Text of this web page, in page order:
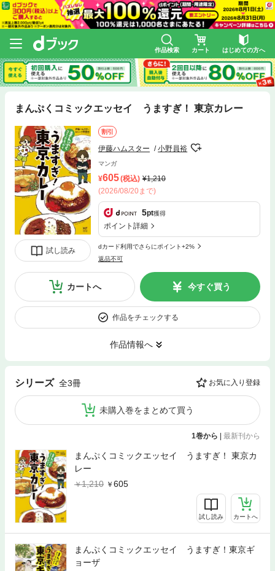
作品検索 カート はじめての方へ
まんぷくコミックエッセイ うますぎ！ 東京カレー
試し読み
割引
伊藤ハムスター 小野員裕
マンガ
605(税込)
1,210
(2026/08/20まで)
5pt獲得
ポイント詳細
dカード利用でさらにポイント+2%
返品不可
カートへ 今すぐ買う
作品をチェックする
作品情報へ
シリーズ 全3冊 お気に入り登録
未購入巻をまとめて買う
1巻から 最新刊から
まんぷくコミックエッセイ うますぎ！ 東京カ
レー
1,210
605
試し読み カートへ
まんぷくコミックエッセイ うますぎ！東京ギ
ョーザ